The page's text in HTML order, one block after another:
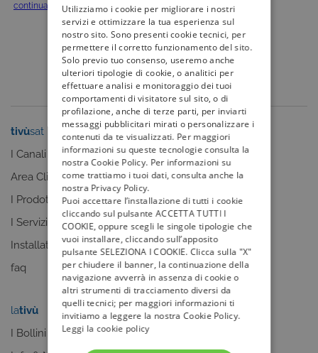
continua »
tivùsat
I Canali
Area Clienti
I Prodotti
I Servizi
Installatori
faq
tivùla guida
I programmi
I canali
La Guida +
faq
lativù
I Bollini
tivù
Utilizziamo i cookie per migliorare i nostri
servizi e ottimizzare la tua esperienza sul
nostro sito. Sono presenti cookie tecnici, per
permettere il corretto funzionamento del sito.
Solo previo tuo consenso, useremo anche
ulteriori tipologie di cookie, o analitici per
effettuare analisi e monitoraggio dei tuoi
comportamenti di visitatore sul sito, o di
profilazione, anche di terze parti, per inviarti
messaggi pubblicitari mirati o personalizzare i
contenuti da te visualizzati. Per maggiori
informazioni su queste tecnologie consulta la
nostra Cookie Policy. Per informazioni su
come trattiamo i tuoi dati, consulta anche la
nostra Privacy Policy.
Puoi accettare l’installazione di tutti i cookie
cliccando sul pulsante ACCETTA TUTTI I
COOKIE, oppure scegli le singole tipologie che
vuoi installare, cliccando sull’apposito
pulsante SELEZIONA I COOKIE. Clicca sulla "X"
per chiudere il banner, la continuazione della
navigazione avverrà in assenza di cookie o
altri strumenti di tracciamento diversi da
quelli tecnici; per maggiori informazioni ti
invitiamo a leggere la nostra Cookie Policy.
Leggi la cookie policy